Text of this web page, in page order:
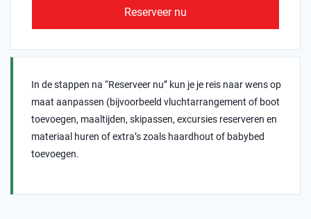
Reserveer nu
In de stappen na “Reserveer nu” kun je je reis naar wens op
maat aanpassen (bijvoorbeeld vluchtarrangement of boot
toevoegen, maaltijden, skipassen, excursies reserveren en
materiaal huren of extra’s zoals haardhout of babybed
toevoegen.